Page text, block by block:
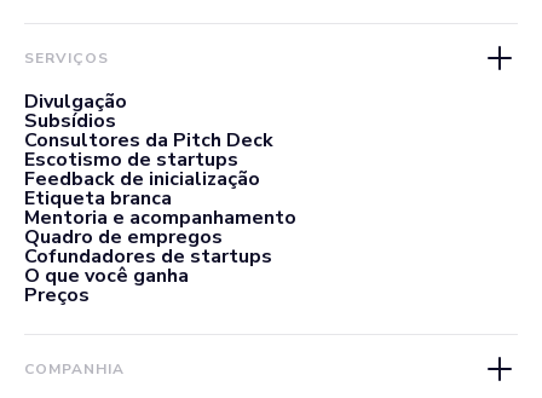
SERVIÇOS
Divulgação
Subsídios
Consultores da Pitch Deck
Escotismo de startups
Feedback de inicialização
Etiqueta branca
Mentoria e acompanhamento
Quadro de empregos
Cofundadores de startups
O que você ganha
Preços
COMPANHIA